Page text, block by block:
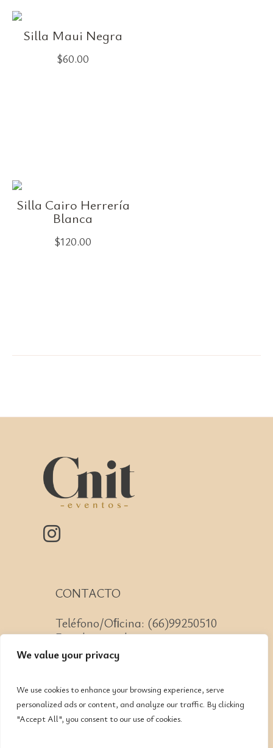
We value your privacy
We use cookies to enhance your browsing experience, serve
personalized ads or content, and analyze our traffic. By clicking
"Accept All", you consent to our use of cookies.
Silla Maui Negra
$60.00
Silla Cairo Herrería
Blanca
$120.00
CONTACTO
Teléfono/Oﬁcina: (66)99250510
Email: mazatlan@cnit.mx
Av. Lomas de Mazatlán #223